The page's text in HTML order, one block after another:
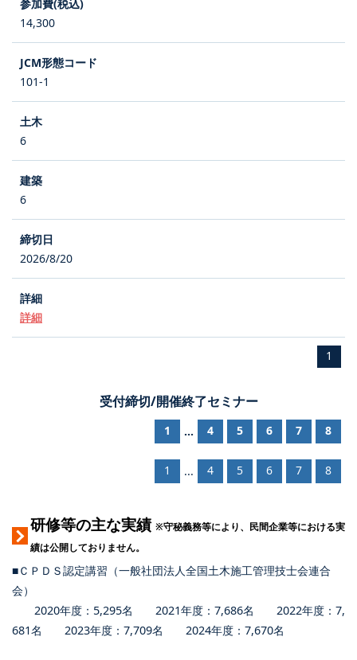
14,300
101-1
6
6
2026/8/20
詳細
1
受付締切/開催終了セミナー
1 ... 4 5 6 7 8
1 ... 4 5 6 7 8
研修等の主な実績 ※守秘義務等により、民間企業等における実
績は公開しておりません。
■ＣＰＤＳ認定講習（一般社団法人全国土木施工管理技士会連合
会）
2020年度：5,295名 2021年度：7,686名 2022年度：7,
681名 2023年度：7,709名 2024年度：7,670名